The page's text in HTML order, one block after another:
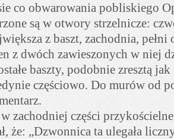
co obwarowania pobliskiego
są w otwory strzelnicze:
z baszt, zachodnia, pełni
z dwóch zawieszonych w niej
baszty, podobnie zresztą
częściowo. Do murów od
zachodniej części
że: „Dzwonnica ta ulegała